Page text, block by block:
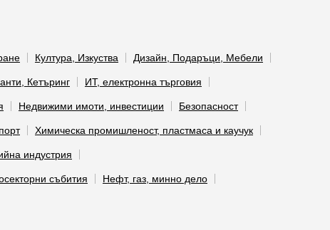
Култура, Изкуства Дизайн, Подаръци, Мебели
Кетъринг ИТ, електронна търговия
Недвижими имоти, инвестиции Безопасност
Химическа промишленост, пластмаса и каучук
индустрия
събития Нефт, газ, минно дело